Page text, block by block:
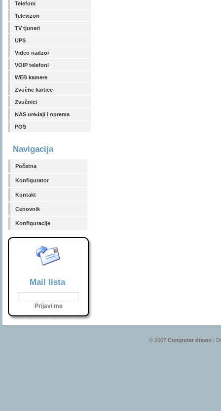
Telefoni
Televizori
TV tjuneri
UPS
Video nadzor
VOIP telefoni
WEB kamere
Zvučne kartice
Zvučnici
NAS uređaji i oprema
POS
Navigacija
Početna
Konfigurator
Kontakt
Cenovnik
Konfiguracije
Mail lista
© 2007 Computer dream |